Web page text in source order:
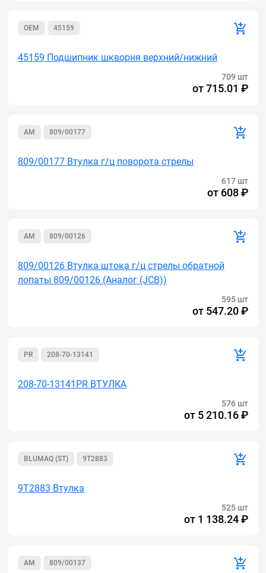
OEM 45159
45159 Подшипник шкворня верхний/нижний
709 шт
от715.01 ₽
AM 809/00177
809/00177 Втулка г/ц поворота стрелы
617 шт
от 608 ₽
AM 809/00126
809/00126 Втулка штока г/ц стрелы обратной
лопаты 809/00126 (Аналог (JCB))
595 шт
от 547.20 ₽
PR 208-70-13141
208-70-13141PR ВТУЛКА
576 шт
от 5 210.16 ₽
BLUMAQ (ST) 9T2883
9T2883 Втулка
525 шт
от 1 138.24 ₽
AM 809/00137